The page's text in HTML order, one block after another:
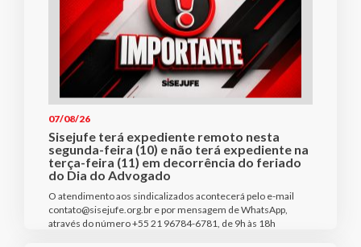
07/08/26
Sisejufe terá expediente remoto nesta
segunda-feira (10) e não terá expediente na
terça-feira (11) em decorrência do feriado
do Dia do Advogado
O atendimento aos sindicalizados acontecerá pelo e-mail
contato@sisejufe.org.br e por mensagem de WhatsApp,
através do número +55 21 96784-6781, de 9h às 18h